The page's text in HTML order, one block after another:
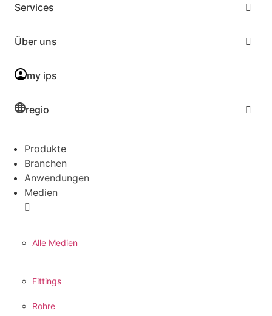
Services
Über uns
my ips
regio
Produkte
Branchen
Anwendungen
Medien
Alle Medien
Fittings
Rohre